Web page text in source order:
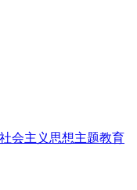
会主义思想主题教育